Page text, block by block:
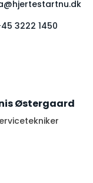
3222 1450
Østergaard